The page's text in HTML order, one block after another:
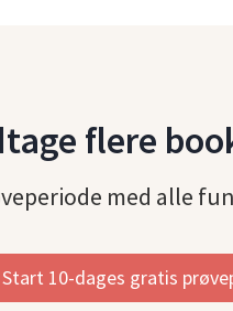
flere
med alle
Start 10-dages gratis